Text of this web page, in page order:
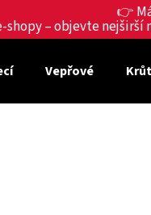
👉
shopy – objevte
Vepřové